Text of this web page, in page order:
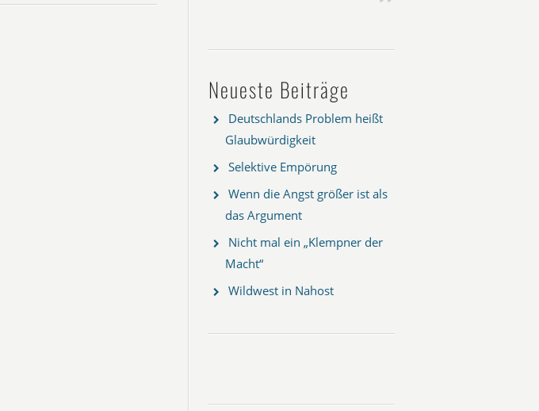
Neueste Beiträge
Deutschlands Problem heißt
Glaubwürdigkeit
Selektive Empörung
Wenn die Angst größer ist als
das Argument
Nicht mal ein „Klempner der
Macht“
Wildwest in Nahost